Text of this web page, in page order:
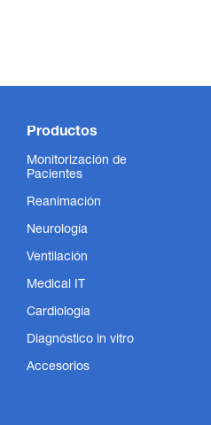
Productos
Monitorización de
Pacientes
Reanimación
Neurología
Ventilación
Medical IT
Cardiología
Diagnóstico in vitro
Accesorios